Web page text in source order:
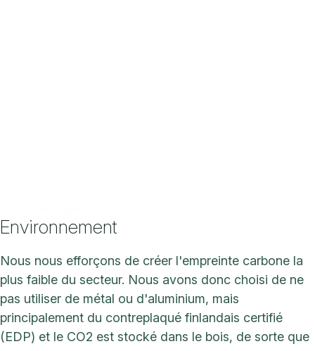
Environnement
Nous nous efforçons de créer l'empreinte carbone la
plus faible du secteur. Nous avons donc choisi de ne
pas utiliser de métal ou d'aluminium, mais
principalement du contreplaqué finlandais certifié
(EDP) et le CO2 est stocké dans le bois, de sorte que